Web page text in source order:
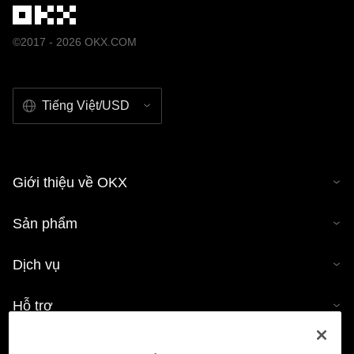
©2017 - 2026 OKX.COM
Tiếng Việt/USD
Giới thiệu về OKX
Sản phẩm
Dịch vụ
Hỗ trợ